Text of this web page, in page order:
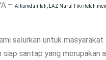
– Alhamdulillah, LAZ Nurul Fikri telah
salurkan untuk
santap yang merupakan